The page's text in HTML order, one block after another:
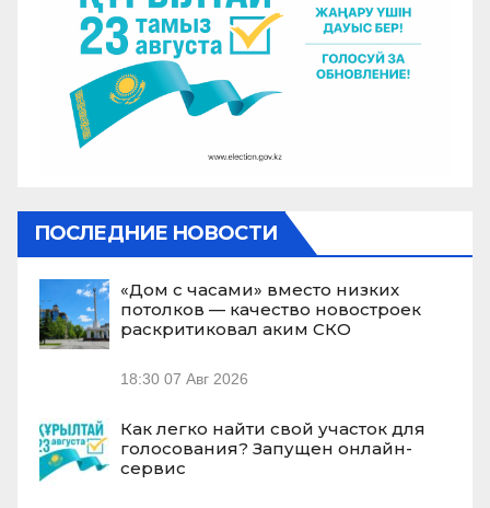
ПОСЛЕДНИЕ НОВОСТИ
«Дом с часами» вместо низких
потолков — качество новостроек
раскритиковал аким СКО
18:30 07 Авг 2026
Как легко найти свой участок для
голосования? Запущен онлайн-
сервис